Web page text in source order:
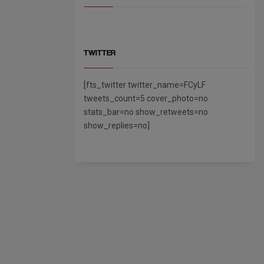
TWITTER
[fts_twitter twitter_name=FCyLF
tweets_count=5 cover_photo=no
stats_bar=no show_retweets=no
show_replies=no]